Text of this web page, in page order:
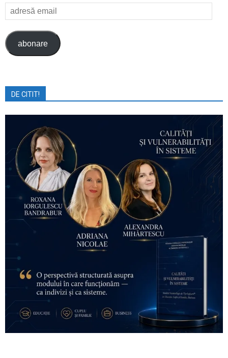
adresă
email
abonare
DE CITIT!